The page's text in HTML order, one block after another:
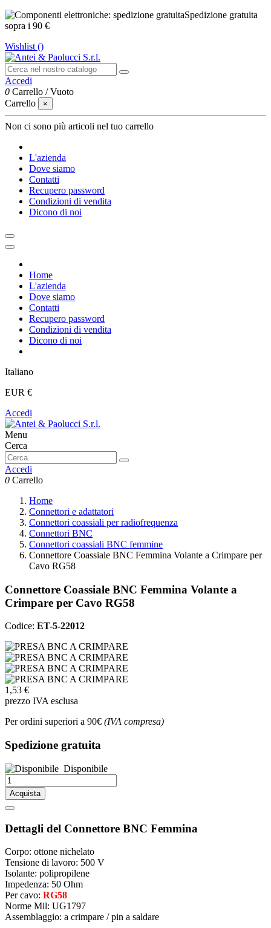
Spedizione gratuita
sopra i 90 €
Wishlist ()
Accedi
0 Carrello /Vuoto
Carrello
×
Non ci sono più articoli nel tuo carrello
L'azienda
Dove siamo
Contatti
Recupero password
Condizioni di vendita
Dicono di noi
Home
L'azienda
Dove siamo
Contatti
Recupero password
Condizioni di vendita
Dicono di noi
Italiano
EUR €
Accedi
Menu
Cerca
Accedi
0 Carrello
Home
Connettori e adattatori
Connettori coassiali per radiofrequenza
Connettori BNC
Connettori coassiali BNC femmine
Connettore Coassiale BNC Femmina Volante a Crimpare per
Cavo RG58
Connettore Coassiale BNC Femmina Volante a
Crimpare per Cavo RG58
Codice: ET-5-22012
1,53 €
prezzo IVA esclusa
Per ordini superiori a 90€ (IVA compresa)
Spedizione gratuita
Disponibile
Acquista
Dettagli del Connettore BNC Femmina
Corpo: ottone nichelato
Tensione di lavoro: 500 V
Isolante: polipropilene
Impedenza: 50 Ohm
Per cavo: RG58
Norme Mil: UG1797
Assemblaggio: a crimpare / pin a saldare